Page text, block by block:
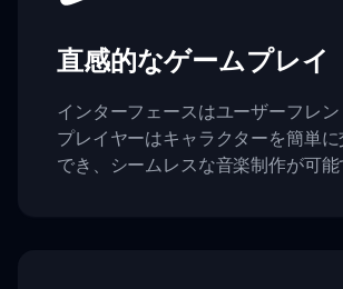
直感的なゲームプレイ
インターフェースはユーザーフレン
プレイヤーはキャラクターを簡単
でき、シームレスな音楽制作が可能